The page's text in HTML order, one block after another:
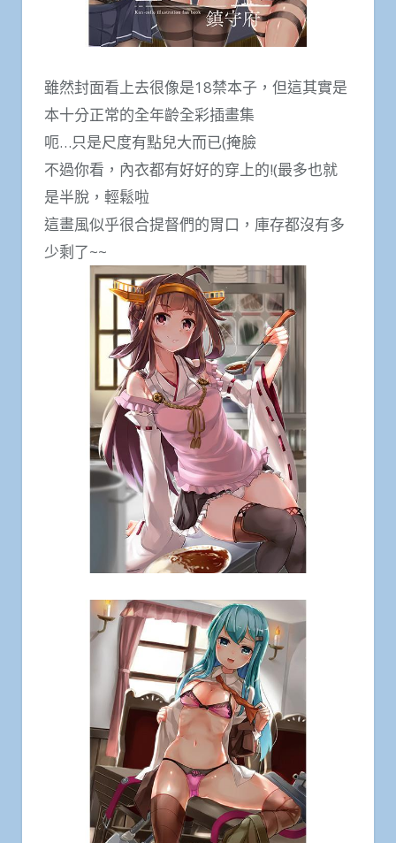
雖然封面看上去很像是18禁本子，但這其實是
本十分正常的全年齡全彩插畫集
呃…只是尺度有點兒大而已(掩臉
不過你看，內衣都有好好的穿上的!(最多也就
是半脫，輕鬆啦
這畫風似乎很合提督們的胃口，庫存都沒有多
少剩了~~